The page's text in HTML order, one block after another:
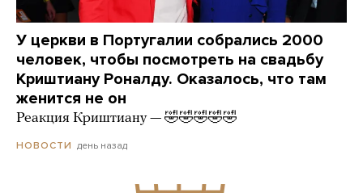
У церкви в Португалии собрались 2000
человек, чтобы посмотреть на свадьбу
Криштиану Роналду. Оказалось, что там
женится не он
Реакция Криштиану — 🤣🤣🤣🤣🤣
НОВОСТИ день назад